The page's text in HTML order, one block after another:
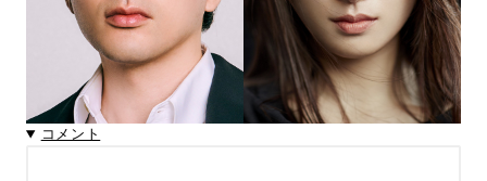
コメント